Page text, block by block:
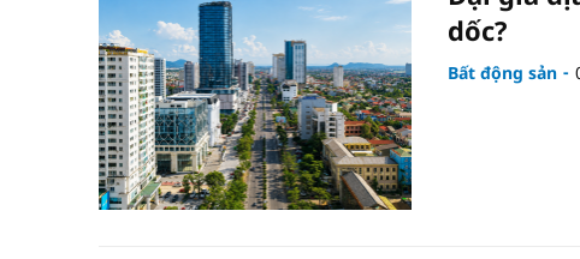
dốc?
Bất động sản